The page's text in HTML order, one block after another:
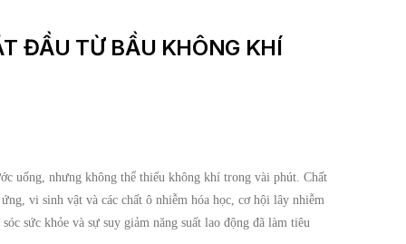
ĐẦU TỪ BẦU KHÔNG KHÍ
uống, nhưng không thể thiếu không khí trong vài phút. Chất
vi sinh vật và các chất ô nhiễm hóa học, cơ hội lây nhiễm
sức khỏe và sự suy giảm năng suất lao động đã làm tiêu